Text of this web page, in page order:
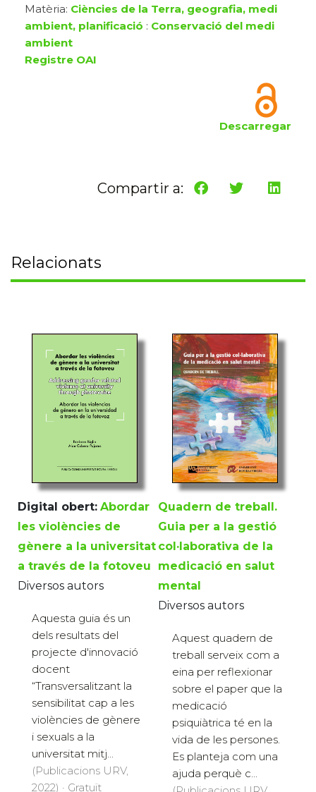
Matèria: Ciències de la Terra, geografia, medi
ambient, planificació : Conservació del medi
ambient
Registre OAI
Descarregar
Compartir a:
Relacionats
Digital obert: Abordar
les violències de
gènere a la universitat
a través de la fotoveu
Diversos autors
Aquesta guia és un
dels resultats del
projecte d'innovació
docent
“Transversalitzant la
sensibilitat cap a les
violències de gènere
i sexuals a la
universitat mitj...
(Publicacions URV,
2022) · Gratuït
Quadern de treball.
Guia per a la gestió
col·laborativa de la
medicació en salut
mental
Diversos autors
Aquest quadern de
treball serveix com a
eina per reflexionar
sobre el paper que la
medicació
psiquiàtrica té en la
vida de les persones.
Es planteja com una
ajuda perquè c...